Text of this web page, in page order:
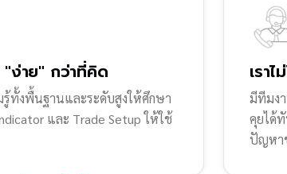
"ง่าย" กว่าที่คิด
รู้ทั้งพื้นฐานและระดับสูงให้ศึกษา
และ Trade Setup ให้ใช้
เรา
มีทีมง
คุยได้
ปัญหา